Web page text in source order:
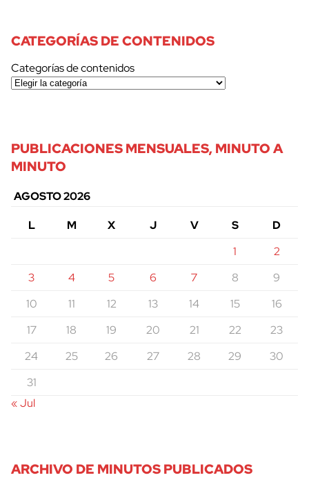
CATEGORÍAS DE CONTENIDOS
Categorías de contenidos
PUBLICACIONES MENSUALES, MINUTO A
MINUTO
AGOSTO 2026
L
M X J V S
D
1
2
3
4 5 6 7 8
9
10
11 12 13 14 15
16
17
18 19 20 21 22
23
24
25 26 27 28 29
30
31
« Jul
ARCHIVO DE MINUTOS PUBLICADOS